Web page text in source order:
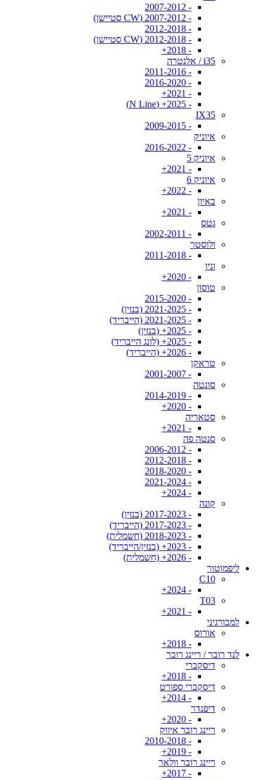
- 2007-2012
- 2007-2012 (CW סטיישן)
- 2012-2018
- 2012-2018 (CW סטיישן)
- 2018+
i35 / אלנטרה
- 2011-2016
- 2016-2020
- 2021+
- 2025+ (N Line)
IX35
- 2009-2015
איוניק
- 2016-2022
איוניק 5
- 2021+
איוניק 6
- 2022+
באיון
- 2021+
גטס
- 2002-2011
ולוסטר
- 2011-2018
וניו
- 2020+
טוסון
- 2015-2020
- 2021-2025 (בנזין)
- 2021-2025 (הייבריד)
- 2025+ (בנזין)
- 2025+ (לונג הייבריד)
- 2026+ (הייבריד)
טראקן
- 2001-2007
סונטה
- 2014-2019
- 2020+
סטאריה
- 2021+
סנטה פה
- 2006-2012
- 2012-2018
- 2018-2020
- 2021-2024
- 2024+
קונה
- 2017-2023 (בנזין)
- 2017-2023 (הייבריד)
- 2018-2023 (חשמלית)
- 2023+ (בנזין/הייבריד)
- 2026+ (חשמלית)
ליפמוטור
C10
- 2024+
T03
- 2021+
למבורגיני
אורוס
- 2018+
לנד רובר / ריינג רובר
דיסקברי
- 2018+
דיסקברי ספורט
- 2014+
דיפנדר
- 2020+
ריינג רובר איווק
- 2010-2018
- 2019+
ריינג רובר וולאר
- 2017+